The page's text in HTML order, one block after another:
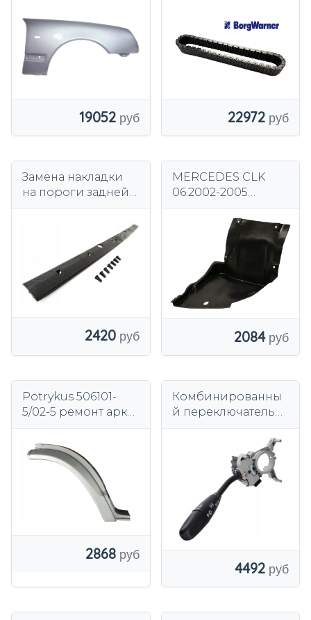
19052 22972
Замена накладки
на пороги задней
2420
MERCEDES CLK
06.2002-2005
КОЛЕСНАЯ АРКА
КАБРИОЛЕТ
2084
Potrykus 506101-
5/02-5 ремонт арки
2868
Комбинированны
й переключатель
4492